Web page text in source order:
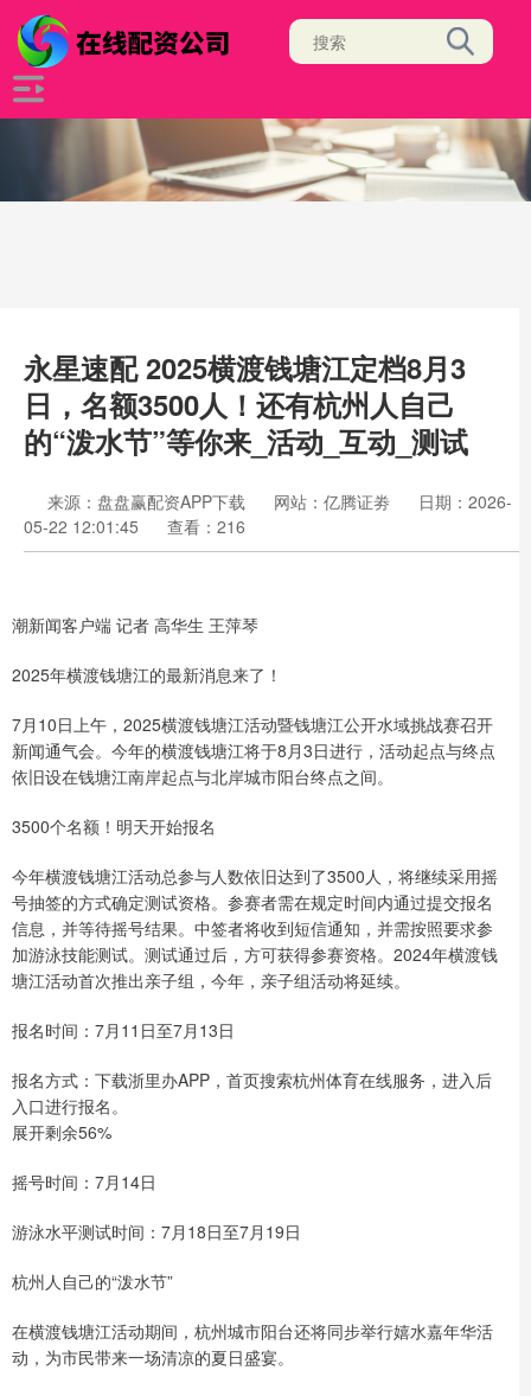
永星速配 2025横渡钱塘江定档8月3
日，名额3500人！还有杭州人自己
的“泼水节”等你来_活动_互动_测试
来源：盘盘赢配资APP下载 网站：亿腾证劵
日期：2026-
05-22 12:01:45
查看：216
潮新闻客户端 记者 高华生 王萍琴
2025年横渡钱塘江的最新消息来了！
7月10日上午，2025横渡钱塘江活动暨钱塘江公开水域挑战赛召开
新闻通气会。今年的横渡钱塘江将于8月3日进行，活动起点与终点
依旧设在钱塘江南岸起点与北岸城市阳台终点之间。
3500个名额！明天开始报名
今年横渡钱塘江活动总参与人数依旧达到了3500人，将继续采用摇
号抽签的方式确定测试资格。参赛者需在规定时间内通过提交报名
信息，并等待摇号结果。中签者将收到短信通知，并需按照要求参
加游泳技能测试。测试通过后，方可获得参赛资格。2024年横渡钱
塘江活动首次推出亲子组，今年，亲子组活动将延续。
报名时间：7月11日至7月13日
报名方式：下载浙里办APP，首页搜索杭州体育在线服务，进入后
入口进行报名。
展开剩余56%
摇号时间：7月14日
游泳水平测试时间：7月18日至7月19日
杭州人自己的“泼水节”
在横渡钱塘江活动期间，杭州城市阳台还将同步举行嬉水嘉年华活
动，为市民带来一场清凉的夏日盛宴。